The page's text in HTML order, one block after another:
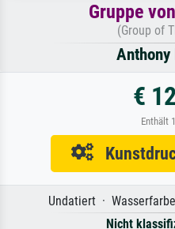
Gruppe
(Group of
Anthony
€
Enthält
Undatiert ·
Nicht